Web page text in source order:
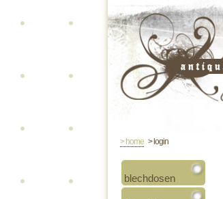
> home > login
blechdosen